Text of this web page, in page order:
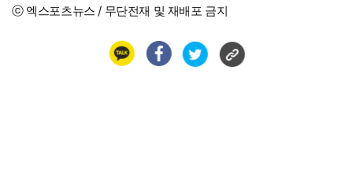
ⓒ 엑스포츠뉴스 / 무단전재 및 재배포 금지